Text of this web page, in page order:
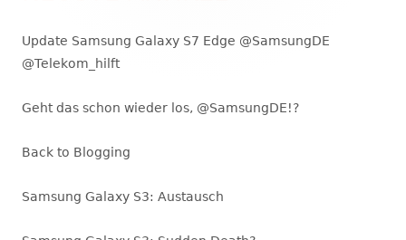
Update Samsung Galaxy S7 Edge @SamsungDE
@Telekom_hilft
Geht das schon wieder los, @SamsungDE!?
Back to Blogging
Samsung Galaxy S3: Austausch